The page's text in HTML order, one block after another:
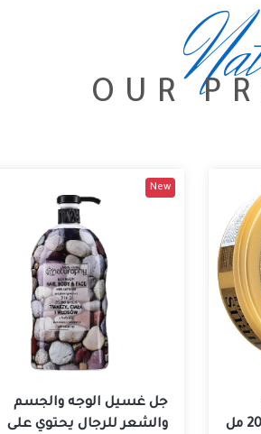
OUR
New
جل غسيل الوجه والجسم
والشعر للرجال يحتوي على